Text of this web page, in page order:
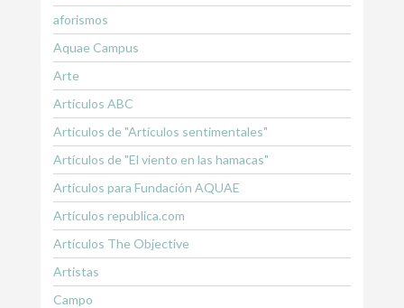
aforismos
Aquae Campus
Arte
Artículos ABC
Artículos de "Artículos sentimentales"
Artículos de "El viento en las hamacas"
Artículos para Fundación AQUAE
Artículos republica.com
Artículos The Objective
Artistas
Campo